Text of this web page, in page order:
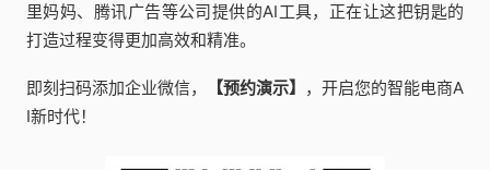
里妈妈、腾讯广告等公司提供的AI工具，正在让这把钥匙的
打造过程变得更加高效和精准。
即刻扫码添加企业微信， 【预约演示】
，开启您的智能电商A
I新时代！